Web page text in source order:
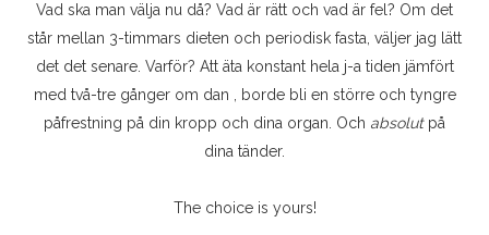
Vad ska man välja nu då? Vad är rätt och vad är fel? Om det
står mellan 3-timmars dieten och periodisk fasta, väljer jag lätt
det det senare. Varför? Att äta konstant hela j-a tiden jämfört
med två-tre gånger om dan , borde bli en större och tyngre
påfrestning på din kropp och dina organ. Och absolutpå
dina tänder.
The choice is yours!